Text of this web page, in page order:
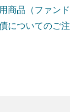
商品（ファン
についてのご